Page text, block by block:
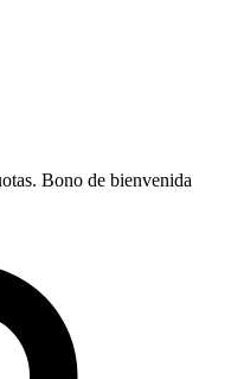
Bono de bienvenida